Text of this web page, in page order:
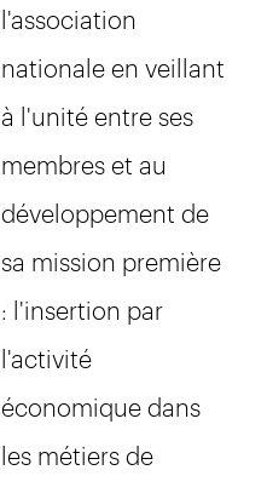
l'association
nationale en veillant
à l'unité entre ses
membres et au
développement de
sa mission première
: l'insertion par
l'activité
économique dans
les métiers de